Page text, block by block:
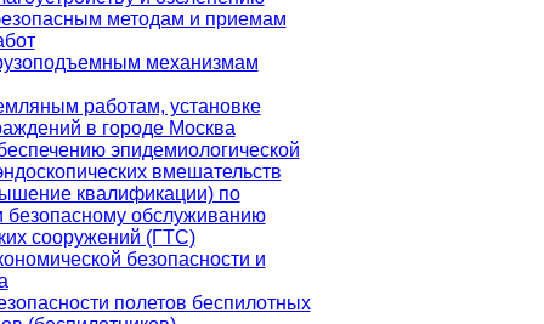
методам и приемам
механизмам
работам, установке
в городе Москва
эпидемиологической
вмешательств
квалификации) по
безопасному обслуживанию
сооружений (ГТС)
безопасности и
полетов беспилотных